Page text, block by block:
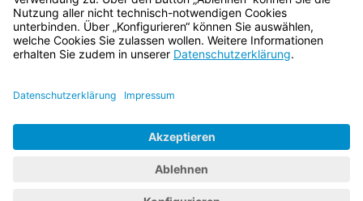
Bayern.de
BayernPortal
Impressum